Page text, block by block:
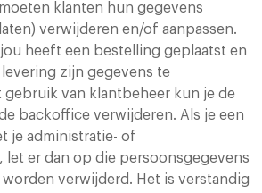
klanten hun gegevens
verwijderen en/of aanpassen.
heeft een bestelling geplaatst en
zijn gegevens te
gebruik van klantbeheer kun je de
backoffice verwijderen. Als je een
je administratie- of
let er dan op die persoonsgegevens
verwijderd. Het is verstandig